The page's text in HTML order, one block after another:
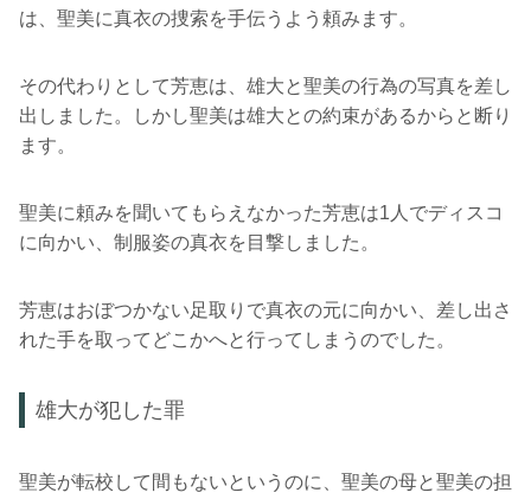
は、聖美に真衣の捜索を手伝うよう頼みます。
その代わりとして芳恵は、雄大と聖美の行為の写真を差し
出しました。しかし聖美は雄大との約束があるからと断り
ます。
聖美に頼みを聞いてもらえなかった芳恵は1人でディスコ
に向かい、制服姿の真衣を目撃しました。
芳恵はおぼつかない足取りで真衣の元に向かい、差し出さ
れた手を取ってどこかへと行ってしまうのでした。
雄大が犯した罪
聖美が転校して間もないというのに、聖美の母と聖美の担